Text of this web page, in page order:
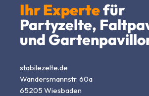
Ihr Expertefür
Partyzelte,
und
stabilezelte.de
Wandersmannstr. 60a
65205 Wiesbaden